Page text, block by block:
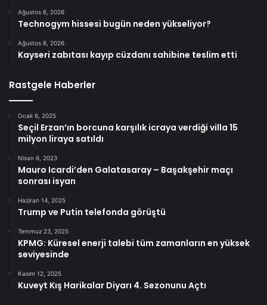
Ağustos 6, 2026
Technogym hissesi bugün neden yükseliyor?
Ağustos 6, 2026
Kayseri zabıtası kayıp cüzdanı sahibine teslim etti
Rastgele Haberler
Ocak 6, 2025
Seçil Erzan’ın borcuna karşılık icraya verdiği villa 15
milyon liraya satıldı
Nisan 6, 2023
Mauro Icardi’den Galatasaray – Başakşehir maçı
sonrası isyan
Haziran 14, 2025
Trump ve Putin telefonda görüştü
Temmuz 23, 2025
KPMG: Küresel enerji talebi tüm zamanların en yüksek
seviyesinde
Kasım 12, 2025
Kuveyt Kış Harikalar Diyarı 4. Sezonunu Açtı